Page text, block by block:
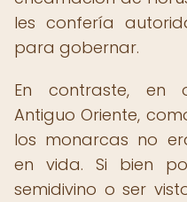
les confería
para gobernar.
En contraste, en
Antiguo Oriente,
los monarcas no
en vida. Si bien
semidivino o ser